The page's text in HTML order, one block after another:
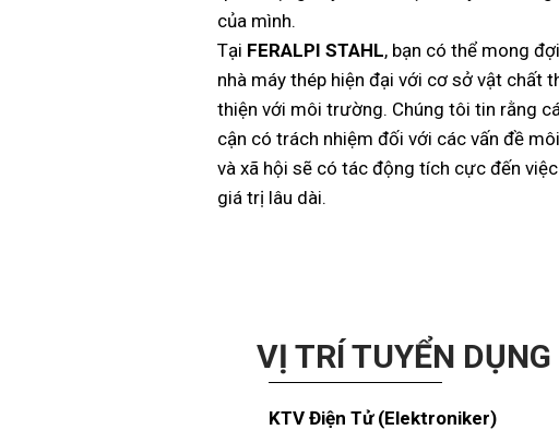
của mình.
Tại FERALPI STAHL, bạn có thể mong
nhà máy thép hiện đại với cơ sở vật chất
thiện với môi trường. Chúng tôi tin rằng
cận có trách nhiệm đối với các vấn đề
và xã hội sẽ có tác động tích cực đến
giá trị lâu dài.
VỊ TRÍ TUYỂN DỤNG
KTV Điện Tử (Elektroniker)